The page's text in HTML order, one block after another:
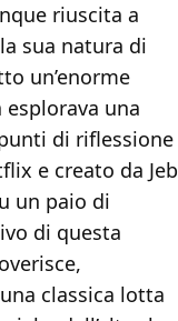
riuscita a
sua natura di
un’enorme
una
di riflessione
e creato da Jeb
un paio di
di questa
classica lotta